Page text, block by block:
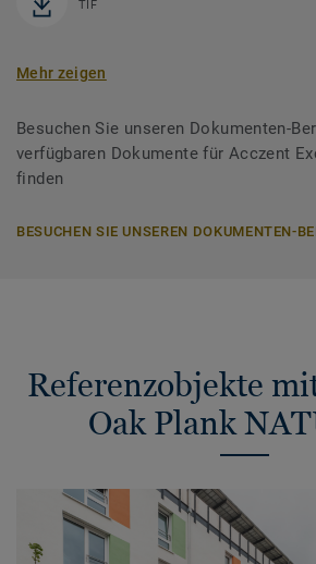
TIF
Mehr zeigen
Besuchen Sie unseren Dokumenten-
verfügbaren Dokumente für Acczent
finden
BESUCHEN SIE UNSEREN DOKUMENTEN-
Referenzobjekte
Oak Plank